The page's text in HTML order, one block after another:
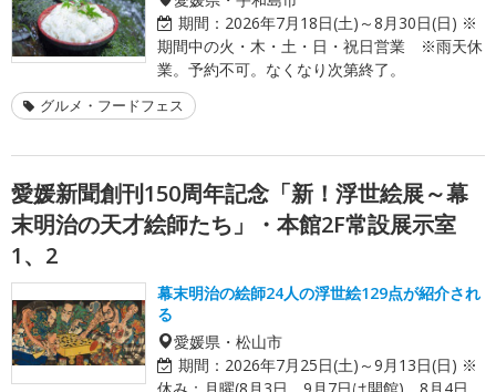
期間： 2026年7月18日(土)～8月30日(日) ※
期間中の火・木・土・日・祝日営業 ※雨天休
業。予約不可。なくなり次第終了。
グルメ・フードフェス
愛媛新聞創刊150周年記念「新！浮世絵展～幕
末明治の天才絵師たち」・本館2F常設展示室
1、2
幕末明治の絵師24人の浮世絵129点が紹介され
る
愛媛県・松山市
期間： 2026年7月25日(土)～9月13日(日) ※
休み：月曜(8月3日、9月7日は開館)、8月4日